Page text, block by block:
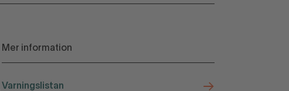
Mer information
Varningslistan